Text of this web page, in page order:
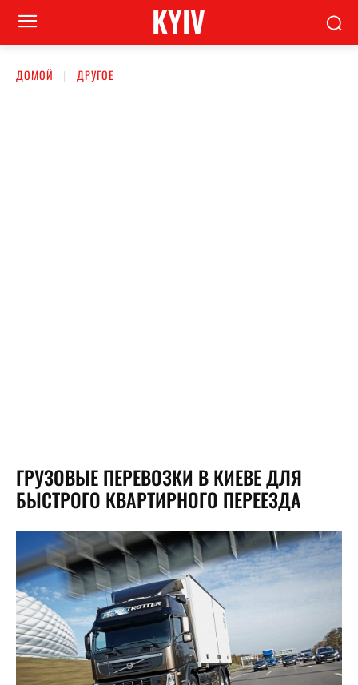
KYIV
ДОМОЙ ДРУГОЕ
ГРУЗОВЫЕ ПЕРЕВОЗКИ В КИЕВЕ ДЛЯ
БЫСТРОГО КВАРТИРНОГО ПЕРЕЕЗДА